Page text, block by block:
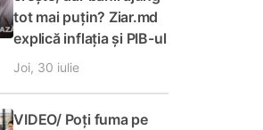
tot mai puțin? Ziar.md
explică inflația și PIB-ul
Joi, 30 iulie
VIDEO/ Poți fuma pe